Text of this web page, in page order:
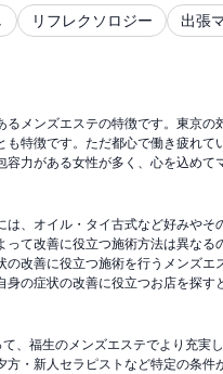
リフレクソロジー 出張
メンズエステの特徴です。東京
特徴です。ただ都心で働き疲れ
力がある女性が多く、心を込め
、オイル・タイ古式など好みや
て改善に役立つ施術方法は異な
改善に役立つ施術を行うメンズ
の症状の改善に役立つお店を探す
、福生のメンズエステでより充
・新人セラピストなど特定の条